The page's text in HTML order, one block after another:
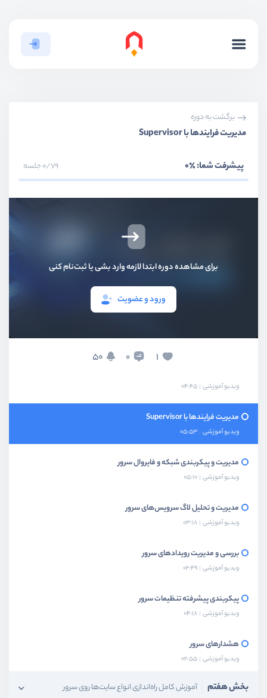
برگشت به دوره
مدیریت فرایندها با Supervisor
پیشرفت شما:٪0 0/79 جلسه
برای مشاهده دوره ابتدا لازمه وارد بشی یا ثبت‌نام کنی
ورود و عضویت
1
0
50
بخش دوم آموزش گام به گام راه‌اندازی و مدیریت سرور
بخش چهارم مدیریت و راه‌اندازی انواع دیتابیس‌ها
مدیریت پیشرفته و مانیتورینگ سرور
ویدیو آموزشی 09:35
ویدیو آموزشی 04:45
مدیریت فرایندها با Supervisor
ویدیو آموزشی 05:53
مدیریت و پیکربندی شبکه و فایروال سرور
ویدیو آموزشی 05:10
مدیریت و تحلیل لاگ سرویس‌های سرور
ویدیو آموزشی 03:18
بررسی و مدیریت رویدادهای سرور
ویدیو آموزشی 02:49
پیکربندی پیشرفته تنظیمات سرور
ویدیو آموزشی 04:18
هشدارهای سرور
ویدیو آموزشی 02:55
بخش هفتم آموزش کامل راه‌اندازی انواع سایت‌ها روی سرور